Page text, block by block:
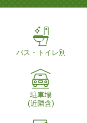
バス・トイレ別
駐車場
(近隣含)